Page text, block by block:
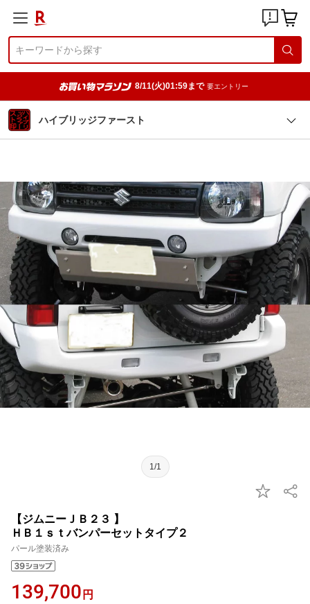
8/11(火)01:59まで 要エントリー
ハイブリッジファースト
1/1
【ジムニーＪＢ２３ 】
ＨＢ１ｓｔバンパーセットタイプ２
パール塗装済み
139,700 円